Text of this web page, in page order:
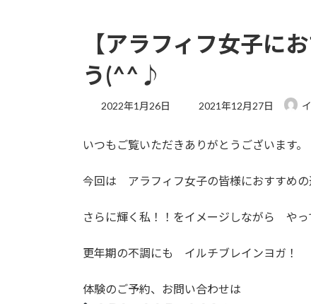
【アラフィフ女子に
う(^^♪
2022年1月26日
最
新
時
:
2021年12月27日
いつもご覧いただきありがとうございます。
今回は アラフィフ女子の皆様におすすめの
さらに輝く私！！をイメージしながら やっ
更年期の不調にも イルチブレインヨガ！
体験のご予約、お問い合わせは